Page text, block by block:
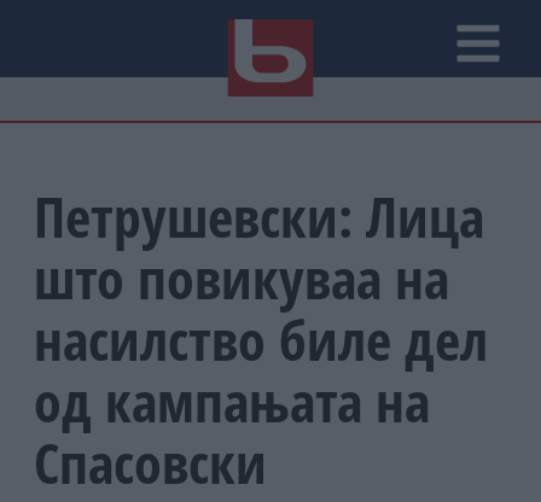
Петрушевски: Лица
што повикуваа на
насилство биле дел
од кампањата на
Спасовски